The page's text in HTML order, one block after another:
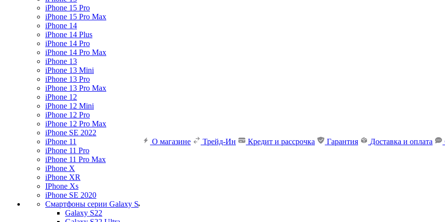
iPhone 15 Pro
iPhone 15 Pro Max
iPhone 14
iPhone 14 Plus
iPhone 14 Pro
iPhone 14 Pro Max
iPhone 13
iPhone 13 Mini
iPhone 13 Pro
iPhone 13 Pro Max
iPhone 12
iPhone 12 Mini
iPhone 12 Pro
iPhone 12 Pro Max
iPhone SE 2022
iPhone 11
iPhone 11 Pro
iPhone 11 Pro Max
iPhone X
iPhone XR
IPhone Xs
iPhone SE 2020
Смартфоны серии Galaxy S
Galaxy S22
О магазине Трейд-Ин Кредит и рассрочка Гарантия Доставка и оплата